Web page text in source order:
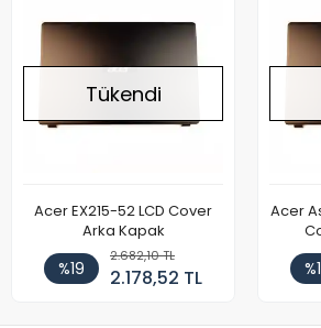
Tükendi
Acer EX215-52 LCD Cover
Arka Kapak
%19
2.682,10 TL
2.178,52 TL
Acer